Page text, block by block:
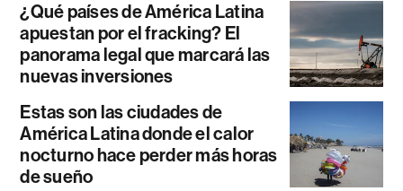
¿Qué países de América Latina
apuestan por el fracking? El
panorama legal que marcará las
nuevas inversiones
Estas son las ciudades de
América Latina donde el calor
nocturno hace perder más horas
de sueño